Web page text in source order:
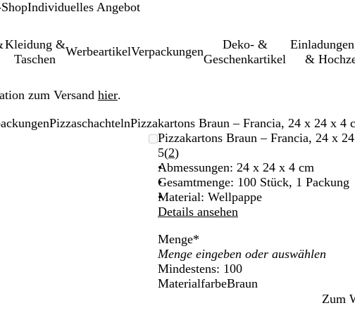
Individuelles Angebot
Kleidung &
Taschen
WerbeartikelVerpackungen
Deko- &
Geschenkartikel
&
zum Versand hier.
PizzaschachtelnPizzakartons Braun – Francia, 24 x 24 x 4
Pizzakartons Braun – Francia, 24 x
5(2Bewertungen
2
lesen
)
Abmessungen: 24 x 24 x 4 cm
Gesamtmenge: 100 Stück, 1 Packung
Material: Wellpappe
Details ansehen
Menge*
Mindestens: 100
MaterialfarbeBraun
Zum